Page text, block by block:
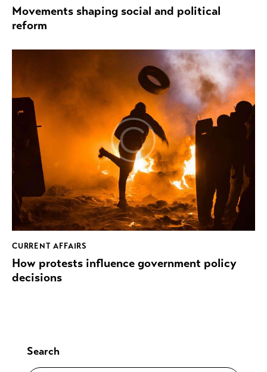
Movements shaping social and political
reform
CURRENT AFFAIRS
How protests influence government policy
decisions
Search